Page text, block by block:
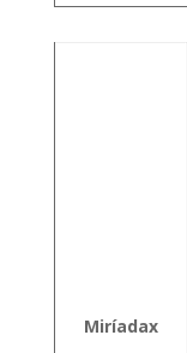
Miríadax